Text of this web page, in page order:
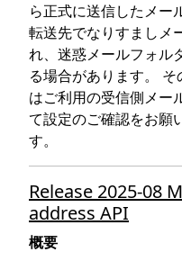
ら正式に送信したメー
転送先でなりすましメ
れ、迷惑メールフォル
る場合があります。
はご利用の受信側メー
て設定のご確認をお願
す。
Release 2025-08
address API
概要